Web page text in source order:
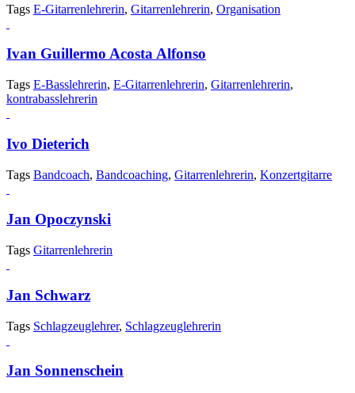
Tags E-Gitarrenlehrerin, Gitarrenlehrerin, Organisation
Ivan Guillermo Acosta Alfonso
Tags E-Basslehrerin, E-Gitarrenlehrerin, Gitarrenlehrerin,
kontrabasslehrerin
Ivo Dieterich
Tags Bandcoach, Bandcoaching, Gitarrenlehrerin, Konzertgitarre
Jan Opoczynski
Tags Gitarrenlehrerin
Jan Schwarz
Tags Schlagzeuglehrer, Schlagzeuglehrerin
Jan Sonnenschein